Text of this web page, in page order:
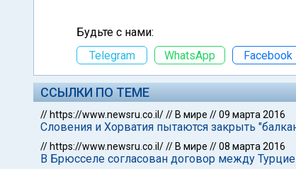
Будьте с нами:
Telegram
WhatsApp Facebook
ССЫЛКИ ПО ТЕМЕ
// https://www.newsru.co.il/// В мире //09 марта 2016
Словения и Хорватия пытаются закрыть
// https://www.newsru.co.il/// В мире //08 марта 2016
В Брюсселе согласован договор между